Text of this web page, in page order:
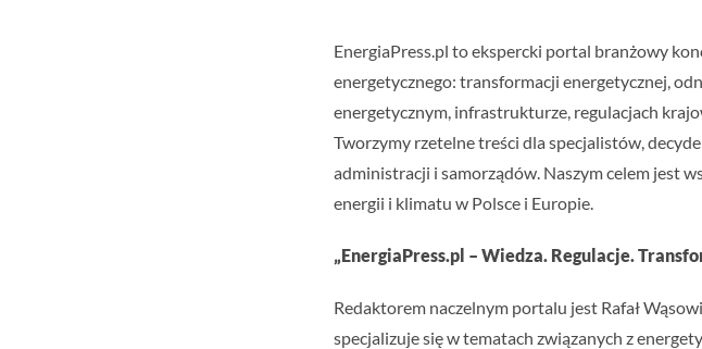
EnergiaPress.pl to ekspercki portal branżowy
energetycznego: transformacji energetycznej,
energetycznym, infrastrukturze, regulacjach
Tworzymy rzetelne treści dla specjalistów,
administracji i samorządów. Naszym celem jest
energii i klimatu w Polsce i Europie.
„EnergiaPress.pl – Wiedza. Regulacje.
Redaktorem naczelnym portalu jest Rafał
specjalizuje się w tematach związanych z